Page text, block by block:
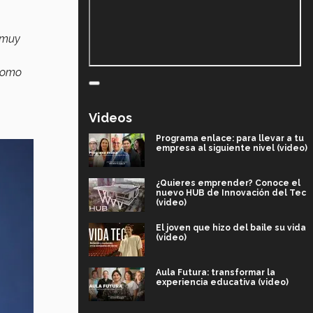
Videos
Programa enlace: para llevar a tu
empresa al siguiente nivel (video)
¿Quieres emprender? Conoce el
nuevo HUB de Innovación del Tec
(video)
El joven que hizo del baile su vida
(video)
Aula Futura: transformar la
experiencia educativa (video)